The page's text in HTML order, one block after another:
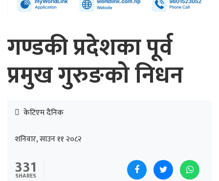
गण्डकी प्रदेशका पूर्व
प्रमुख गुरुङको निधन
केटिएम दैनिक
शनिवार, साउन ११ २०८२
331
SHARES